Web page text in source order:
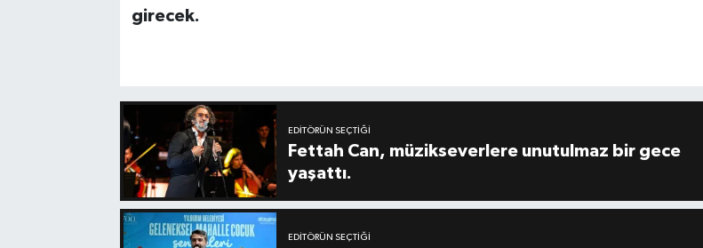
girecek.
EDITÖRÜN SEÇTIĞI
Fettah Can, müzikseverlere unutulmaz bir gece
yaşattı.
EDITÖRÜN SEÇTIĞI